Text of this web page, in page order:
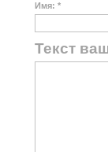
Имя: *
Текст